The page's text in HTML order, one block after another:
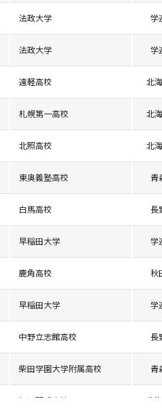
法政大学 学
法政大学 学
遠軽高校 北
札幌第一高校 北
北照高校 北
東奥義塾高校 青
白馬高校 長
早稲田大学 学
鹿角高校 秋
早稲田大学 学
中野立志館高校 長
柴田学園大学附属高校 青
旭川明成高校 北